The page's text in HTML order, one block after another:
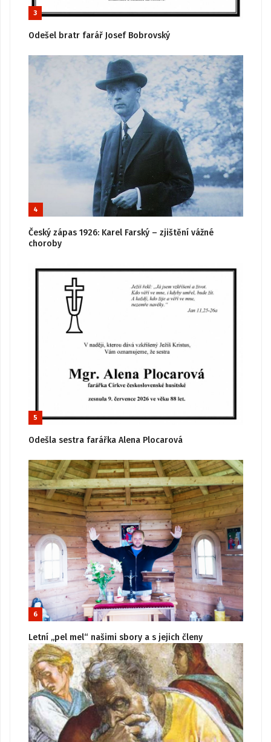
3
Odešel bratr farář Josef Bobrovský
4
Český zápas 1926: Karel Farský – zjištění vážné
choroby
5
Odešla sestra farářka Alena Plocarová
6
Letní „pel mel“ našimi sbory a s jejich členy